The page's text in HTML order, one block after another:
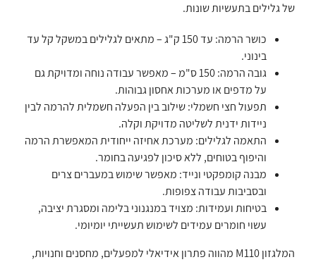
של גלילים בתעשיות שונות.
כושר הרמה: עד 150 ק"ג – מתאים לגלילים במשקל קל עד
בינוני.
גובה הרמה: 150 ס"מ – מאפשר עבודה נוחה ומדויקת גם
על מדפים או מערכות אחסון גבוהות.
תפעול חצי חשמלי: שילוב בין הפעלה חשמלית להרמה לבין
ניידות ידנית לשליטה מדויקת וקלה.
התאמה לגלילים: מערכת אחיזה ייחודית המאפשרת הרמה
והיפוף בטוחים, ללא סיכון לפגיעה בחומר.
מבנה קומפקטי ונייד: מאפשר שימוש במעברים צרים
ובסביבות עבודה צפופות.
בטיחות ועמידות: מצויד במנגנוני בלימה ומסגרת יציבה,
עשוי חומרים עמידים לשימוש תעשייתי יומיומי.
המלגזון M110 מהווה פתרון אידיאלי למפעלים, מחסנים וחנויות,